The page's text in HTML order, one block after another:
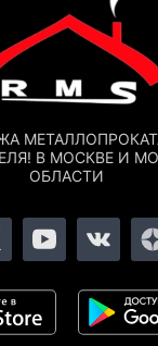
В МОСКВЕ И
ОБЛАСТИ